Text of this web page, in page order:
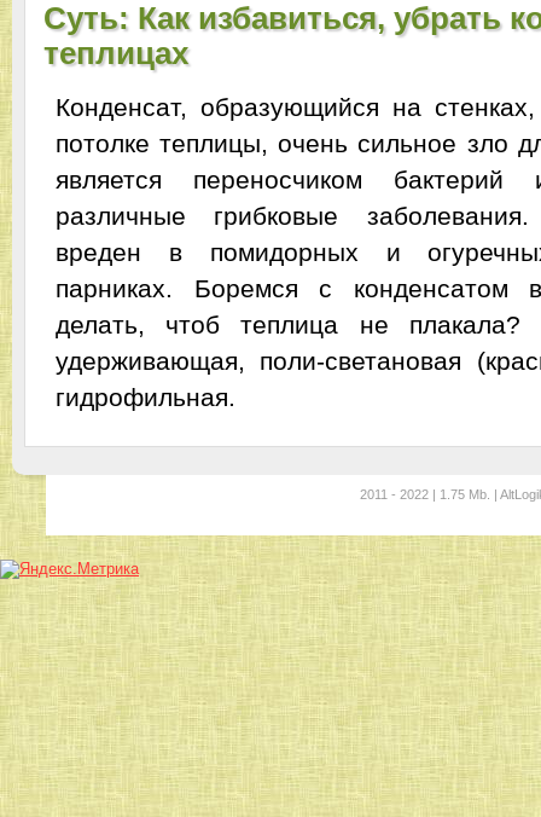
Суть: Как избавиться, убрать
теплицах
Конденсат, образующийся на
потолке теплицы, очень сильное зло
является переносчиком бактерий
различные грибковые
вреден в помидорных и
парниках. Боремся с конденсатом
делать, чтоб теплица не плакала?
удерживающая, поли-светановая
гидрофильная.
2011 - 2022 | 1.75 Mb. |